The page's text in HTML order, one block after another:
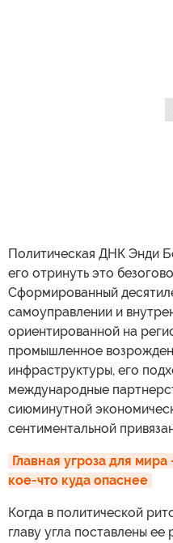
Политическая ДНК Энди
его отринуть это
Сформированный
самоуправлении и
ориентированной на
промышленное
инфраструктуры, его
международные
сиюминутной
сентиментальной
Главная угроза для
кое-что куда опаснее
Когда в политической
главу угла поставлены